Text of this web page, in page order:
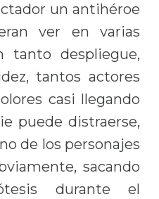
un antihéroe
ver en varias
tanto despliegue,
tantos actores
casi llegando
puede distraerse,
de los personajes
sacando
durante el